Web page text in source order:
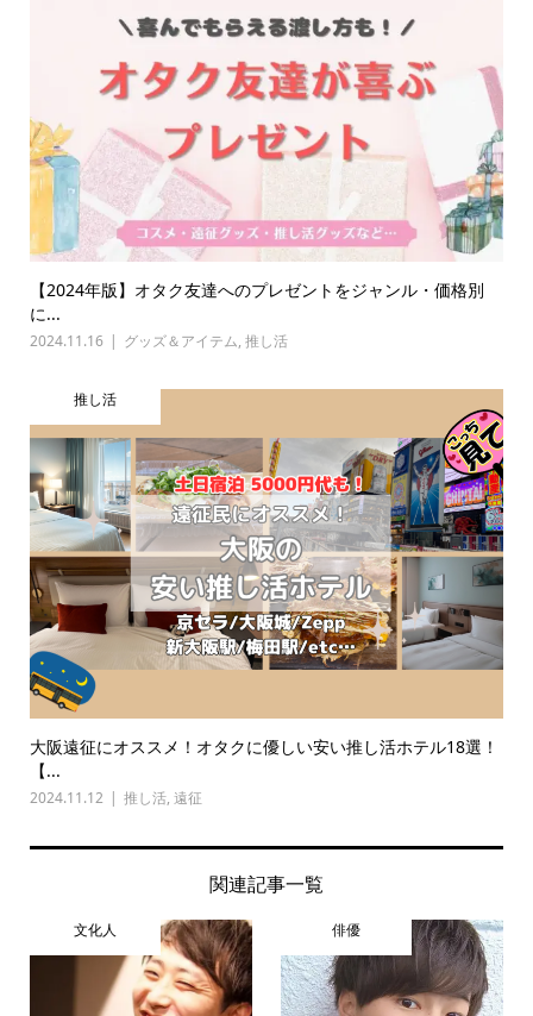
【2024年版】オタク友達へのプレゼントをジャンル・価格別
に...
2024.11.16 グッズ＆アイテム, 推し活
推し活
大阪遠征にオススメ！オタクに優しい安い推し活ホテル18選！
【...
2024.11.12 推し活, 遠征
関連記事一覧
文化人 俳優